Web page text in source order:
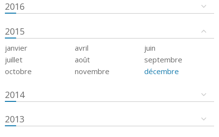
2016
2015
janvier avril
juin
juillet
août
septembre
octobre
novembre décembre
2014
2013